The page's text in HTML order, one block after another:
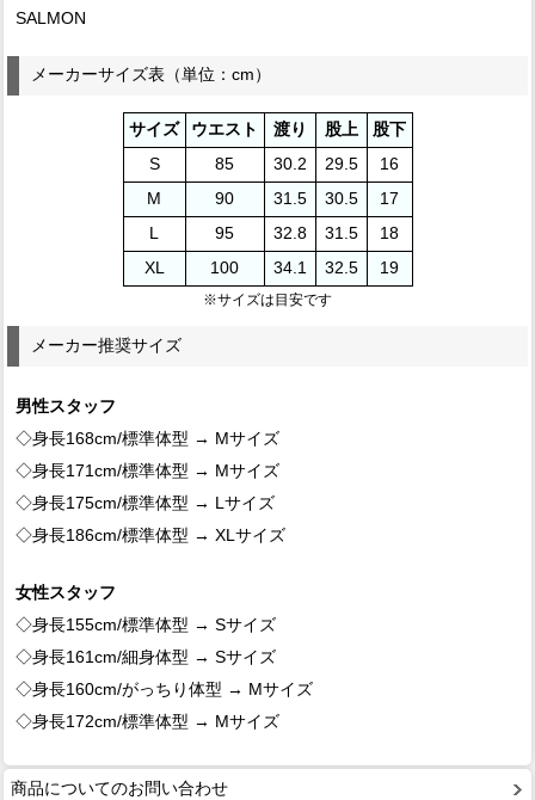
SALMON
メーカーサイズ表（単位：cm）
サイズ ウエスト 渡り 股上
股下
S
85 30.2 29.5
16
M
90 31.5 30.5
17
95 32.8 31.5
18
XL
100 34.1 32.5 19
※サイズは目安です
メーカー推奨サイズ
男性スタッフ
◇身長168cm/標準体型 → Mサイズ
◇身長171cm/標準体型 → Mサイズ
◇身長175cm/標準体型 → Lサイズ
◇身長186cm/標準体型 → XLサイズ
女性スタッフ
◇身長155cm/標準体型 → Sサイズ
◇身長161cm/細身体型 → Sサイズ
◇身長160cm/がっちり体型 → Mサイズ
◇身長172cm/標準体型 → Mサイズ
商品についてのお問い合わせ